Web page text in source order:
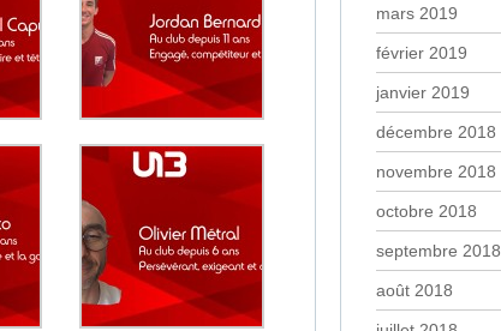
mars 2019
février 2019
janvier 2019
décembre 2018
novembre 2018
octobre 2018
septembre 2018
août 2018